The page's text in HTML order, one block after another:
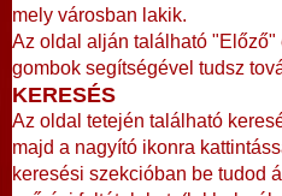
mely városban lakik.
Az oldal alján található
gombok segítségével tudsz
KERESÉS
Az oldal tetején található
majd a nagyító ikonra
keresési szekcióban be tudod